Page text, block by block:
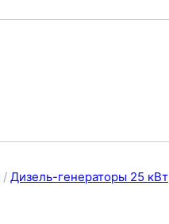
/ Дизель-генераторы 25 кВт